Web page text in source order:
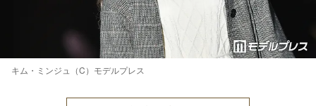
キム・ミンジュ（C）モデルプレス